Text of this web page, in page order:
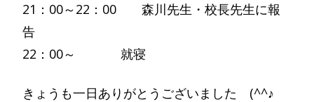
21：00～22：00 森川先生・校長先生に報
告
22：00～ 就寝
きょうも一日ありがとうございました (^^♪